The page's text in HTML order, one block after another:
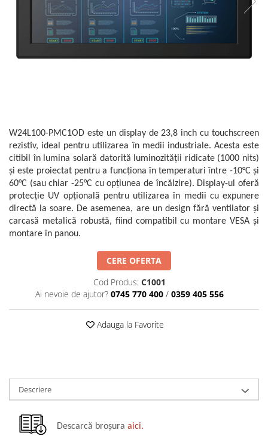
Măsurători termoviziune
Testări la vibrații
Vibrometre
Stații de monitorizare meteo
Alte echipamente de măsurare
Mașini și utilaje industriale
Utilaje feroviare
Mașini de echilibrare dinamică
Sisteme electrodinamice de testare
la vibrații
Echipamente pentru industria
Senzori
Senzori fără fir (Wireless)
Device-uri Industriale
Display-uri Industriale
PC-uri Industriale
Computere Industriale
Calibratoare
Sisteme laser de aliniere arbori
Măsurători geometrice
Măsurători termoviziune
Anemometre
Sonometre
Stații de monitorizare meteo
Alte echipamente de măsurare
Utilaje feroviare
Locomotive de manevră
Elevatoare mobile
Boghiuri de cale ferată
Alte utilaje feroviare
Echipament testare sisteme de
franare vehicule feroviare
Macarale portal
Senzori Willow
Senzori de forță
Senzori cu fir (Wired)
Senzori de vibrații cu fir
Senzori piezoelectrici
Senzori AGS
Microfoane de măsurare
Senzori de deplasare
Senzori seismici
Status Pro
VibraSens
Gill Instruments
ZAGRO
Emanuel
Romell Inc.
W24L100-PMC1OD este un display de 23,8 inch cu touchscreen
rezistiv, ideal pentru utilizarea în medii industriale. Acesta este
citibil în lumina solară datorită luminozității ridicate (1000 nits)
și este proiectat pentru a funcționa în temperaturi între -10°C și
60°C (sau chiar -25°C cu opțiunea de încălzire). Display-ul oferă
protecție UV opțională pentru utilizarea în medii cu expunere
directă la soare. De asemenea, are un design fără ventilator și
carcasă metalică robustă, fiind compatibil cu montare VESA și
montare în panou.
CERE OFERTA
Cod Produs: C1001
Ai nevoie de ajutor? 0745 770 400 / 0359 405 556
Adauga la Favorite
Descriere
Descarcă broșura aici.